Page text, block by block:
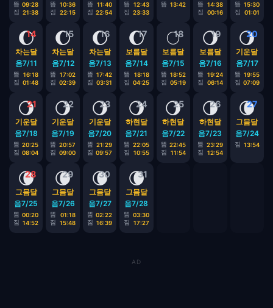
뜸 09:28
짐 21:38
뜸
10:36
짐
22:15
뜸
11:40
짐 22:54
뜸
12:43
짐 23:33
뜸 13:42 뜸
14:38
짐
00:16
뜸 15:30
짐
01:01
14
🌔
차는달
음7/11
뜸
16:18
짐 01:48
15
🌔
차는달
음7/12
뜸
17:02
짐 02:39
16
🌔
차는달
음7/13
뜸 17:42
짐 03:31
17
🌔
보름달
음7/14
뜸
18:18
짐 04:25
18
🌕
보름달
음7/15
뜸 18:52
짐 05:19
19
🌖
보름달
음7/16
뜸
19:24
짐
06:14
20
🌖
기운달
음7/17
뜸 19:55
짐 07:09
21
🌖
기운달
음7/18
뜸 20:25
짐 08:04
22
🌖
기운달
음7/19
뜸 20:57
짐 09:00
23
🌖
기운달
음7/20
뜸 21:29
짐 09:57
24
🌖
하현달
음7/21
뜸 22:05
짐
10:55
25
🌖
하현달
음7/22
뜸 22:45
짐
11:54
26
🌗
하현달
음7/23
뜸 23:29
짐
12:54
27
🌘
그믐달
음7/24
짐 13:54
28
🌘
그믐달
음7/25
뜸 00:20
짐 14:52
29
🌘
그믐달
음7/26
뜸
01:18
짐
15:48
30
🌘
그믐달
음7/27
뜸 02:22
짐 16:39
31
🌘
그믐달
음7/28
뜸 03:30
짐
17:27
AD